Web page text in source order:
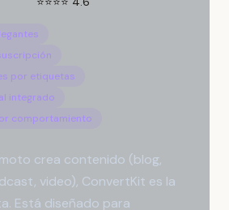
por etiquetas
integrado
comportamiento
crea contenido (blog,
video), ConvertKit es la
Está diseñado para